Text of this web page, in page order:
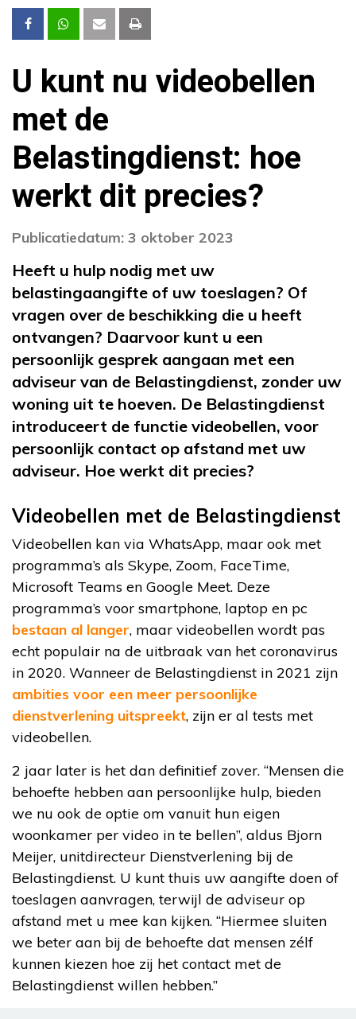
U kunt nu videobellen
met de
Belastingdienst: hoe
werkt dit precies?
Publicatiedatum: 3 oktober 2023
Heeft u hulp nodig met uw
belastingaangifte of uw toeslagen? Of
vragen over de beschikking die u heeft
ontvangen? Daarvoor kunt u een
persoonlijk gesprek aangaan met een
adviseur van de Belastingdienst, zonder uw
woning uit te hoeven. De Belastingdienst
introduceert de functie videobellen, voor
persoonlijk contact op afstand met uw
adviseur. Hoe werkt dit precies?
Videobellen met de Belastingdienst
Videobellen kan via WhatsApp, maar ook met
programma’s als Skype, Zoom, FaceTime,
Microsoft Teams en Google Meet. Deze
programma’s voor smartphone, laptop en pc
bestaan al langer, maar videobellen wordt pas
echt populair na de uitbraak van het coronavirus
in 2020. Wanneer de Belastingdienst in 2021 zijn
ambities voor een meer persoonlijke
dienstverlening uitspreekt, zijn er al tests met
videobellen.
2 jaar later is het dan definitief zover. “Mensen die
behoefte hebben aan persoonlijke hulp, bieden
we nu ook de optie om vanuit hun eigen
woonkamer per video in te bellen”, aldus Bjorn
Meijer, unitdirecteur Dienstverlening bij de
Belastingdienst. U kunt thuis uw aangifte doen of
toeslagen aanvragen, terwijl de adviseur op
afstand met u mee kan kijken. “Hiermee sluiten
we beter aan bij de behoefte dat mensen zélf
kunnen kiezen hoe zij het contact met de
Belastingdienst willen hebben.”